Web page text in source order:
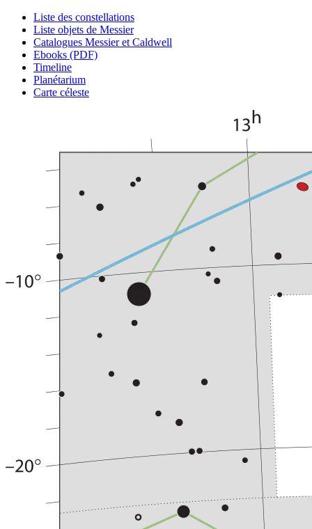
Liste des constellations
Liste objets de Messier
Catalogues Messier et Caldwell
Ebooks (PDF)
Timeline
Planétarium
Carte céleste